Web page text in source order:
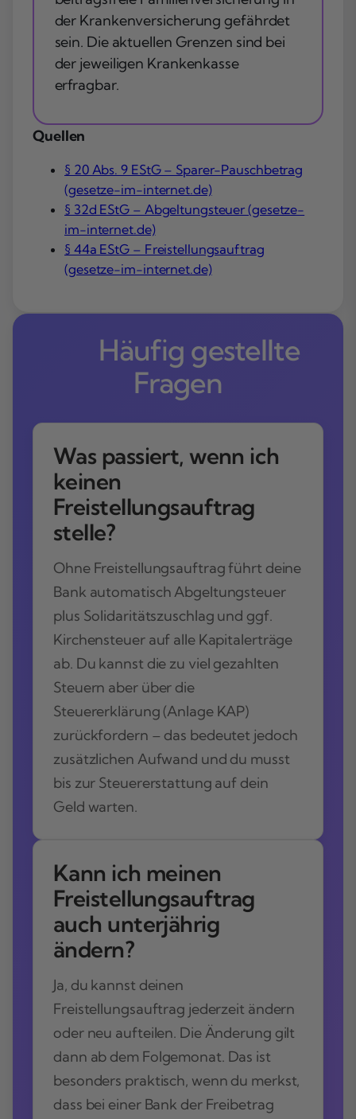
der Krankenversicherung gefährdet
sein. Die aktuellen Grenzen sind bei
der jeweiligen Krankenkasse
erfragbar.
Quellen
§ 20 Abs. 9 EStG – Sparer-Pauschbetrag
(gesetze-im-internet.de)
§ 32d EStG – Abgeltungsteuer (gesetze-
im-internet.de)
§ 44a EStG – Freistellungsauftrag
(gesetze-im-internet.de)
Häufig gestellte
Fragen
Was passiert, wenn ich
keinen
Freistellungsauftrag
stelle?
Ohne Freistellungsauftrag führt deine
Bank automatisch Abgeltungsteuer
plus Solidaritätszuschlag und ggf.
Kirchensteuer auf alle Kapitalerträge
ab. Du kannst die zu viel gezahlten
Steuern aber über die
Steuererklärung (Anlage KAP)
zurückfordern – das bedeutet jedoch
zusätzlichen Aufwand und du musst
bis zur Steuererstattung auf dein
Geld warten.
Kann ich meinen
Freistellungsauftrag
auch unterjährig
ändern?
Ja, du kannst deinen
Freistellungsauftrag jederzeit ändern
oder neu aufteilen. Die Änderung gilt
dann ab dem Folgemonat. Das ist
besonders praktisch, wenn du merkst,
dass bei einer Bank der Freibetrag